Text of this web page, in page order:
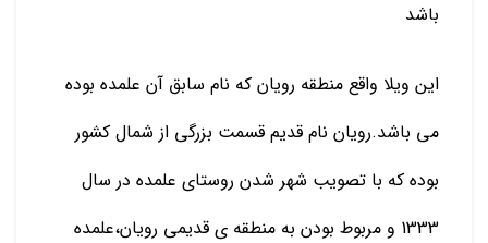
باشد
این ویلا واقع منطقه رویان که نام سابق آن علمده بوده
می باشد.رویان نام قدیم قسمت بزرگی از شمال کشور
بوده که با تصویب شهر شدن روستای علمده در سال
1333 و مربوط بودن به منطقه ی قدیمی رویان،علمده